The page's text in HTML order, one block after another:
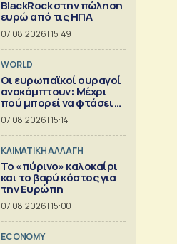
BlackRock στην πώληση
ευρώ από τις ΗΠΑ
07.08.2026 | 15:49
WORLD
Οι ευρωπαϊκοί ουραγοί
ανακάμπτουν: Μέχρι
πού μπορεί να φτάσει η
άνοδος;
07.08.2026 | 15:14
ΚΛΙΜΑΤΙΚΗ ΑΛΛΑΓΗ
Το «πύρινο» καλοκαίρι
και το βαρύ κόστος για
την Ευρώπη
07.08.2026 | 15:00
ECONOMY